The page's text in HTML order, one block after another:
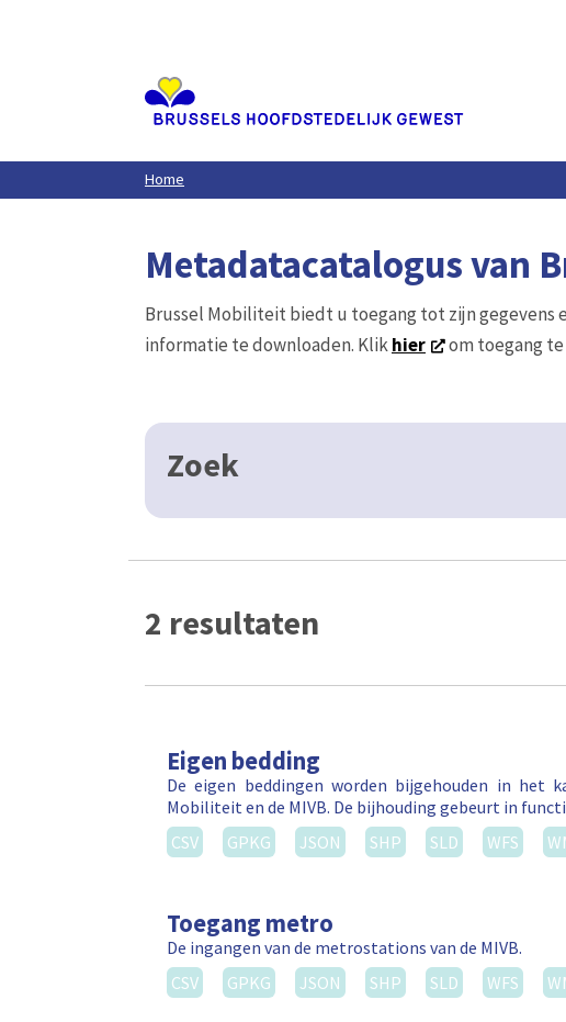
Home
Metadatacatalogus van
Brussel Mobiliteit biedt u toegang tot zijn gegevens
informatie te downloaden. Klikhier om toegang
Zoek
2 resultaten
Eigen bedding
De eigen beddingen worden bijgehouden in het
Mobiliteit en de MIVB. De bijhouding gebeurt in
CSV
GPKG JSON SHP SLD WFS
Toegang metro
De ingangen van de metrostations van de MIVB.
CSV
GPKG JSON SHP SLD WFS